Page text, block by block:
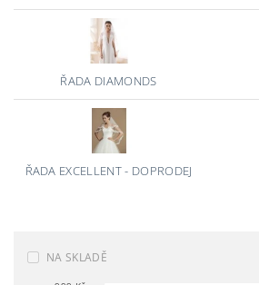
ŘADA DIAMONDS
ŘADA EXCELLENT - DOPRODEJ
NA SKLADĚ